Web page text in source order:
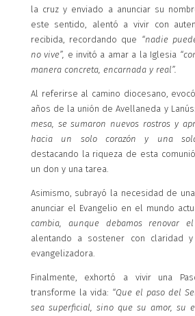
la cruz y enviado a anunciar su
este sentido, alentó a vivir con
recibida, recordando que “nadie
no vive”, e invitó a amar a la Iglesia
manera concreta, encarnada y real”.
Al referirse al camino diocesano,
años de la unión de Avellaneda y Lanús:
mesa, se sumaron nuevos rostros y
hacia un solo corazón y una
destacando la riqueza de esta
un don y una tarea.
Asimismo, subrayó la necesidad de
anunciar el Evangelio en el mundo
cambia, aunque debamos renovar el
alentando a sostener con claridad
evangelizadora.
Finalmente, exhortó a vivir una
transforme la vida: “Que el paso del
sea superficial, sino que su amor, su